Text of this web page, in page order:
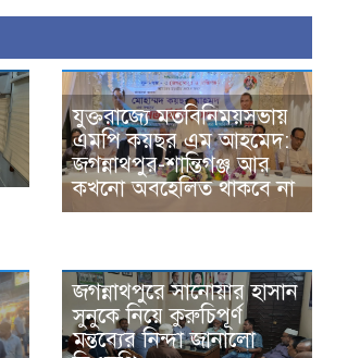
যুক্তরাজ্যে মতবিনিময়সভায়
এমপি কয়ছর এম আহমেদ:
জগন্নাথপুর-শান্তিগঞ্জ আর
কখনো অবহেলিত থাকবে না
জগন্নাথপুরে সানোয়ার হাসান
সুনুকে নিয়ে কুরুচিপূর্ণ
মন্তব্যের নিন্দা জানালো